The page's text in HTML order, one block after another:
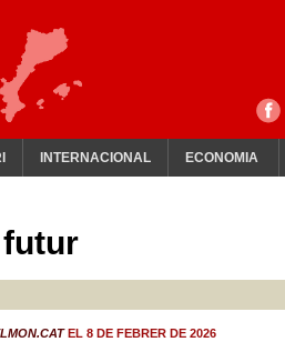
INTERNACIONAL ECONOMIA
EL 8 DE FEBRER DE 2026